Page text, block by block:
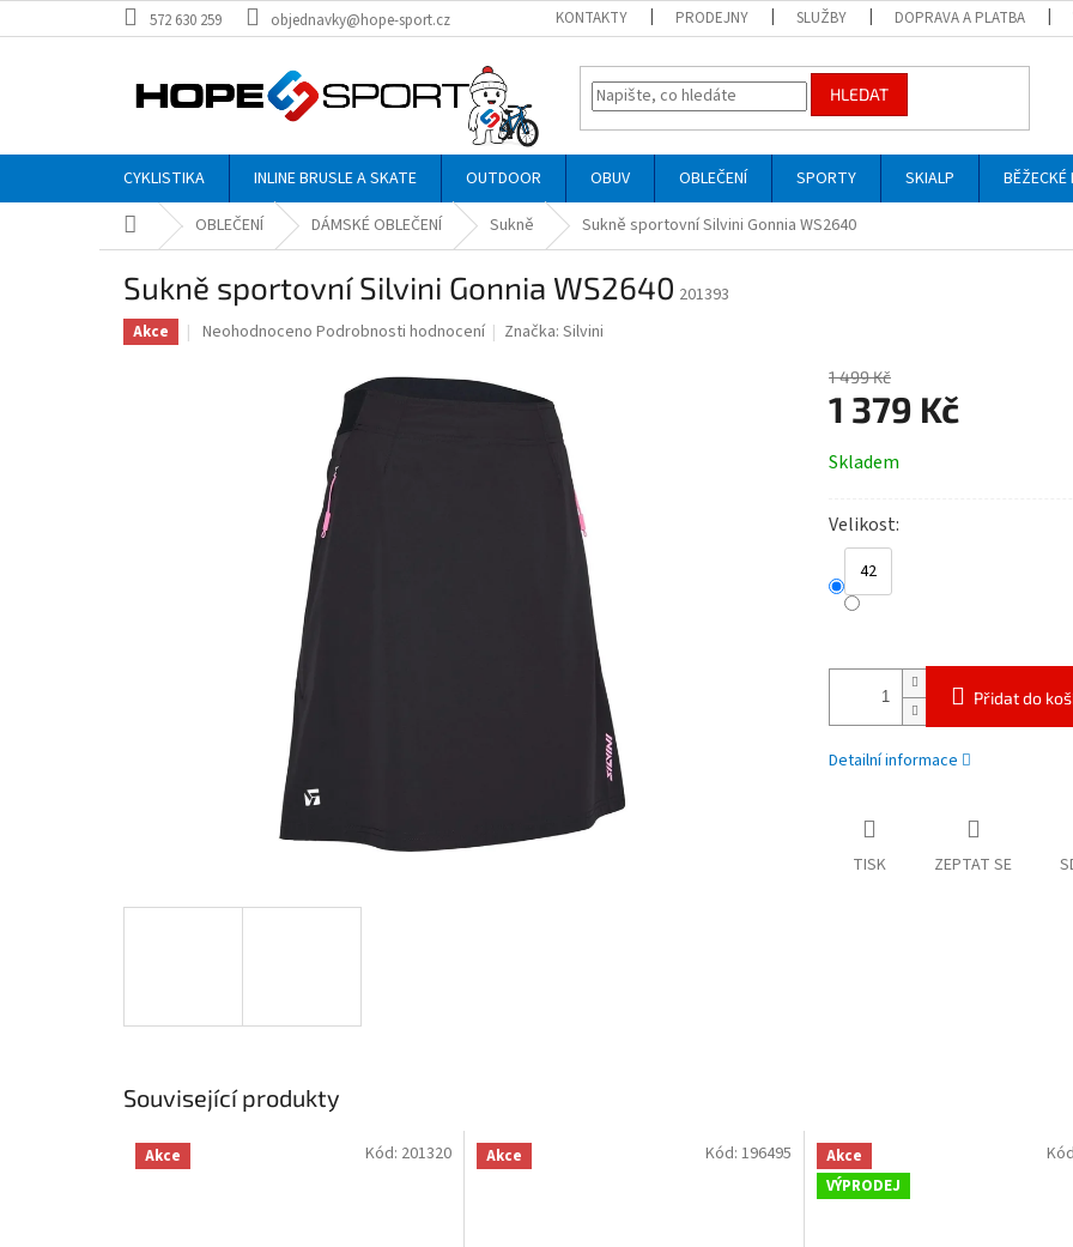
na
572 630 259 objednavky@hope-sport.cz KONTAKTY PRODEJNY SLUŽBY DOPRAVA A PLATBA
HLEDAT
CYKLISTIKA INLINE BRUSLE A SKATE OUTDOOR OBUV OBLEČENÍ SPORTY SKIALP BĚŽECKÉ
Domů OBLEČENÍ DÁMSKÉ OBLEČENÍ Sukně Sukně sportovní Silvini Gonnia WS2640
Sukně sportovní Silvini Gonnia WS2640 201393
Akce
Průměrné
Neohodnoceno Podrobnosti hodnocení Značka:Silvini
1 499 Kč
1 379 Kč
cena:
Skladem
Velikost
42
Přidat do
Detailní informace
TISK ZEPTAT SE
Související produkty
Akce Kód: 201320 Akce Kód: 196495
Akce
VÝPRODEJ